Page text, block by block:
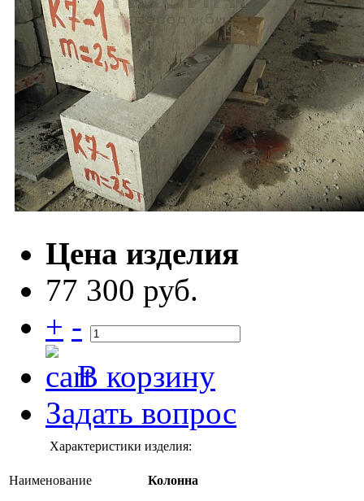
Цена изделия
77 300 руб.
+ -
В корзину
Задать вопрос
Характеристики изделия:
Наименование Колонна